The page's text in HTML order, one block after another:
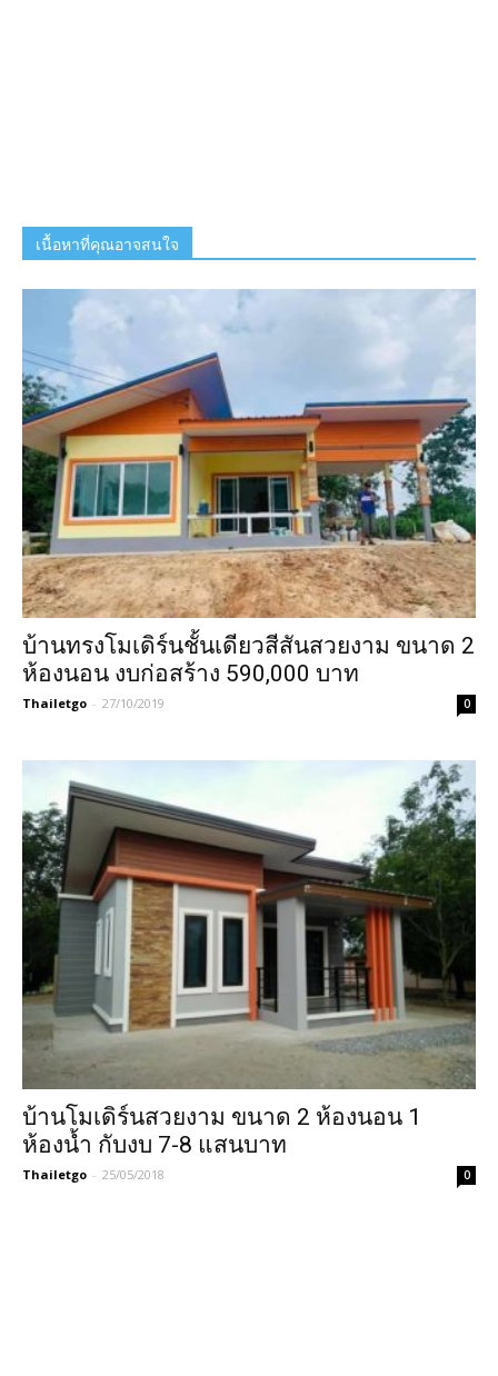
เนื้อหาที่คุณอาจสนใจ
บ้านทรงโมเดิร์นชั้นเดียวสีสันสวยงาม ขนาด 2
ห้องนอน งบก่อสร้าง 590,000 บาท
Thailetgo - 27/10/2019 0
บ้านโมเดิร์นสวยงาม ขนาด 2 ห้องนอน 1
ห้องน้ำ กับงบ 7-8 แสนบาท
Thailetgo - 25/05/2018 0